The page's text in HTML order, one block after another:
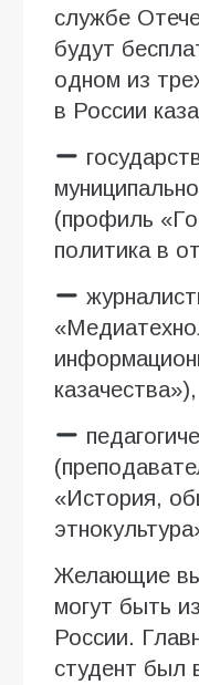
службе
будут
одном из
в России
(профиль
политика в
казачества»),
«История,
Желающие
могут быть
России.
студент был